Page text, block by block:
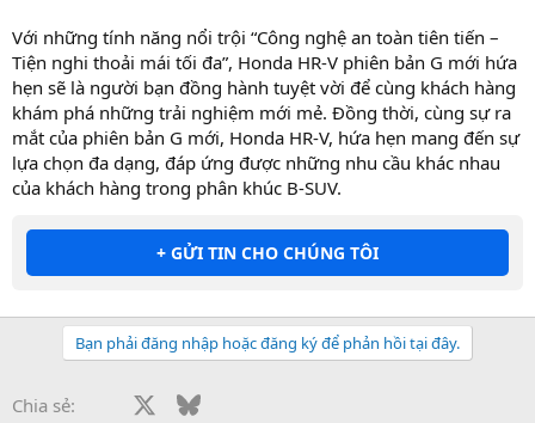
Với những tính năng nổi trội “Công nghệ an toàn tiên tiến –
Tiện nghi thoải mái tối đa”, Honda HR-V phiên bản G mới hứa
hẹn sẽ là người bạn đồng hành tuyệt vời để cùng khách hàng
khám phá những trải nghiệm mới mẻ. Đồng thời, cùng sự ra
mắt của phiên bản G mới, Honda HR-V, hứa hẹn mang đến sự
lựa chọn đa dạng, đáp ứng được những nhu cầu khác nhau
của khách hàng trong phân khúc B-SUV.
+ GỬI TIN CHO CHÚNG TÔI
Bạn phải đăng nhập hoặc đăng ký để phản hồi tại đây.
Chia sẻ: Facebook Bluesky